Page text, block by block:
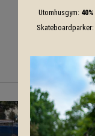
Utomhusgym: 40%
Skateboardparker: